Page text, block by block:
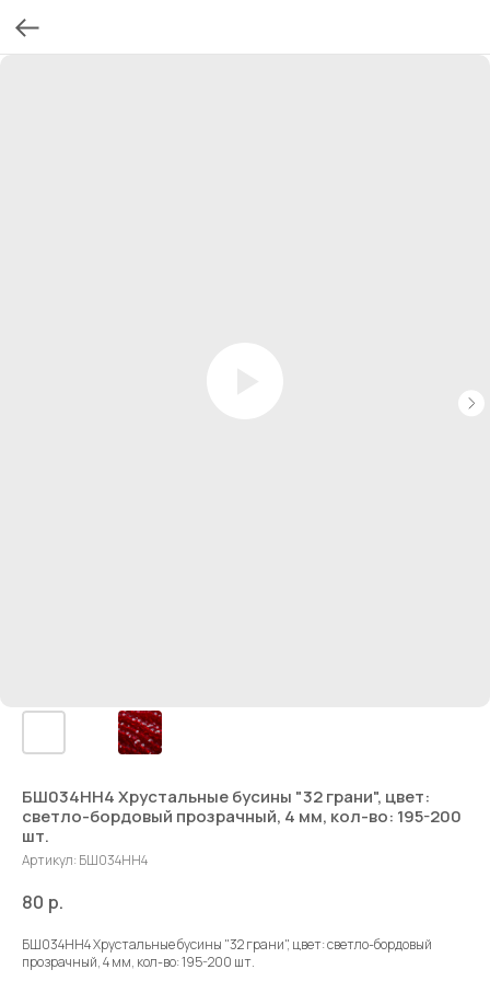
БШ034НН4 Хрустальные бусины "32 грани", цвет:
светло-бордовый прозрачный, 4 мм, кол-во: 195-200
шт.
Артикул: БШ034НН4
80 р.
БШ034НН4 Хрустальные бусины "32 грани", цвет: светло-бордовый
прозрачный, 4 мм, кол-во: 195-200 шт.